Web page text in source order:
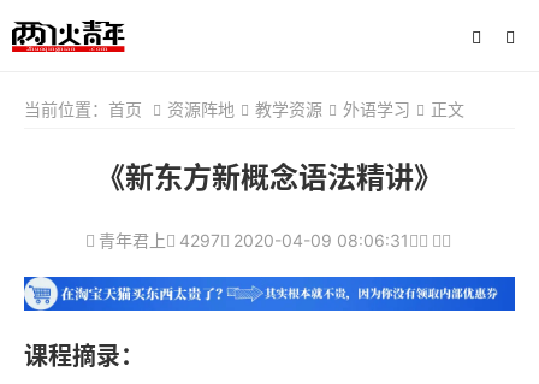
当前位置： 首页 资源阵地 教学资源 外语学习 正文
《新东方新概念语法精讲》
青年君上 4297 2020-04-09 08:06:31
课程摘录：